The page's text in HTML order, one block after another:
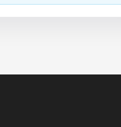
ориентир по сроку и